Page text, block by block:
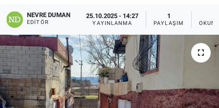
NEVRE DUMAN
EDITÖR
25.10.2025 - 14:27
YAYINLANMA
1
PAYLAŞIM